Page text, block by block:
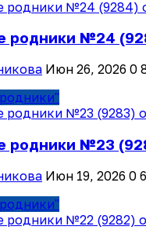
родники №24
Июн 26, 2026 0
родники №23
Июн 19, 2026 0